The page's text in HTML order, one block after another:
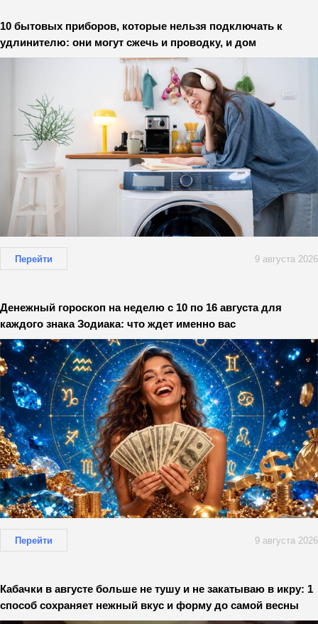
10 бытовых приборов, которые нельзя подключать к
удлинителю: они могут сжечь и проводку, и дом
Перейти 9 августа 2026
Денежный гороскоп на неделю с 10 по 16 августа для
каждого знака Зодиака: что ждет именно вас
Перейти 9 августа 2026
Кабачки в августе больше не тушу и не закатываю в икру: 1
способ сохраняет нежный вкус и форму до самой весны